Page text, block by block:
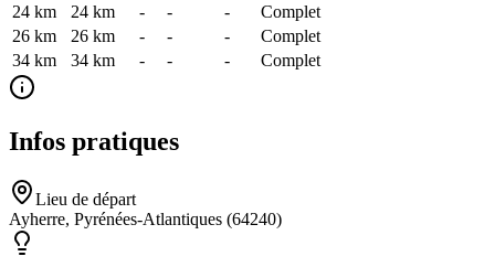
24 km
24 km - - -
Complet
26 km
26 km - - -
Complet
34 km
34 km - - - Complet
Infos pratiques
Lieu de départ
Ayherre, Pyrénées-Atlantiques (64240)